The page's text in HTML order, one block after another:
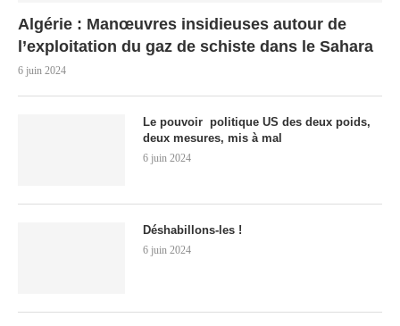
Algérie : Manœuvres insidieuses autour de
l’exploitation du gaz de schiste dans le Sahara
6 juin 2024
Le pouvoir politique US des deux poids,
deux mesures, mis à mal
6 juin 2024
Déshabillons-les !
6 juin 2024